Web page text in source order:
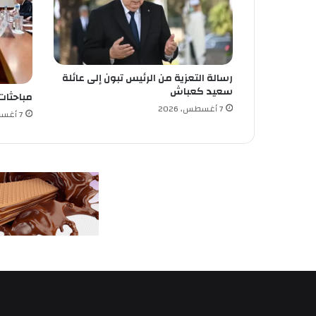
ى
إ
ب
ت
د
ا
ئ
ي
رسالة التعزية من الرئيس تبون إلى عائلة
سعيد كعباش
7 أغسطس، 2026 7 أغسطس، 2026